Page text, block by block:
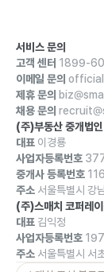
서비스 문의
고객 센터 1899-
이메일 문의
제휴 문의
채용 문의
(주)부동산 중개법인
대표 이경룡
사업자등록번호
중개사 등록번호
주소 서울특별시 강
(주)스매치 코퍼레
대표 김익정
사업자등록번호
주소 서울특별시 서